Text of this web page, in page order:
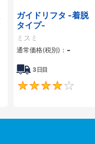
4.5
ガイドリフタ -着脱
タイプ-
ミスミ
通常価格(税別)： -
3日目